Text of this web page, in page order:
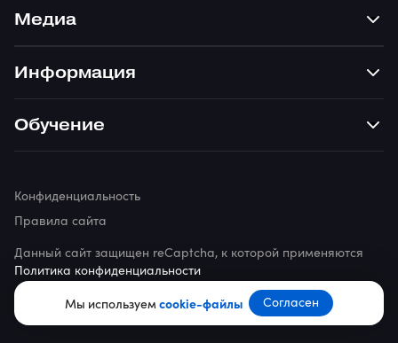
Мы используемcookie-файлы Согласен
Медиа
Информация
Обучение
© 2026 ppc.world
Данный сайт защищен reCaptcha, к которой применяются
Политика конфиденциальности
Конфиденциальность
Правила сайта